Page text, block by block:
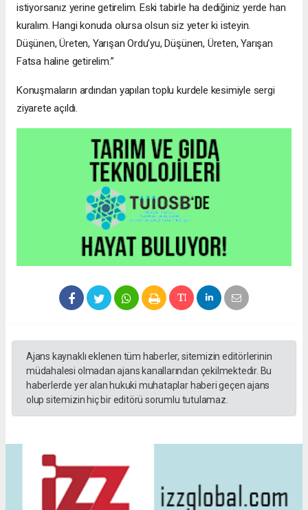
istiyorsanız yerine getirelim. Eski tabirle ha dediğiniz yerde han
kuralım. Hangi konuda olursa olsun siz yeter ki isteyin.
Düşünen, Üreten, Yarışan Ordu’yu, Düşünen, Üreten, Yarışan
Fatsa haline getirelim.”
Konuşmaların ardından yapılan toplu kurdele kesimiyle sergi
ziyarete açıldı.
Ajans kaynaklı eklenen tüm haberler, sitemizin editörlerinin
müdahalesi olmadan ajans kanallarından çekilmektedir. Bu
haberlerde yer alan hukuki muhataplar haberi geçen ajans
olup sitemizin hiç bir editörü sorumlu tutulamaz.